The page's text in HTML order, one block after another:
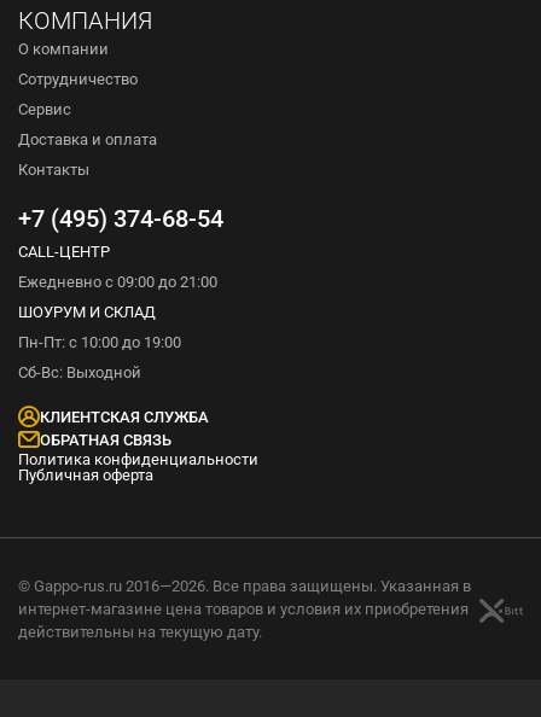
КОМПАНИЯ
О компании
Сотрудничество
Сервис
Доставка и оплата
Контакты
+7 (495) 374-68-54
CALL-ЦЕНТР
Ежедневно с 09:00 до 21:00
ШОУРУМ И СКЛАД
Пн-Пт: с 10:00 до 19:00
Сб-Вс: Выходной
КЛИЕНТСКАЯ СЛУЖБА
ОБРАТНАЯ СВЯЗЬ
Политика конфиденциальности
Публичная оферта
© Gappo-rus.ru 2016—2026. Все права защищены. Указанная в
интернет-магазине цена товаров и условия их приобретения
действительны на текущую дату.